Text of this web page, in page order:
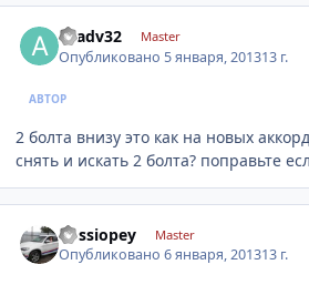
avadv32 Master
Опубликовано 5 января, 201313 г.
АВТОР
2 болта внизу это как на новых
снять и искать 2 болта? поправьте
kossiopey Master
Опубликовано6 января, 201313 г.